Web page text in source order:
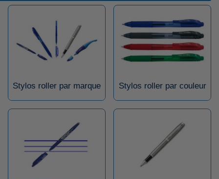
Stylos roller par marque Stylos roller par couleur